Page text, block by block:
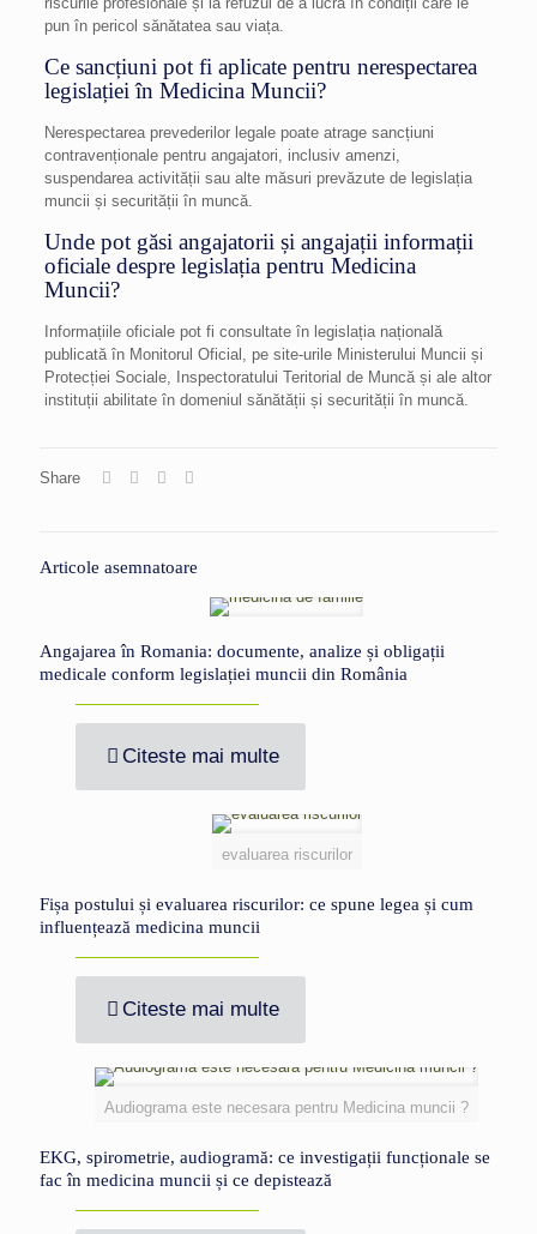
pun în pericol sănătatea sau viața.
Ce sancțiuni pot fi aplicate pentru nerespectarea
legislației în Medicina Muncii?
Nerespectarea prevederilor legale poate atrage sancțiuni
contravenționale pentru angajatori, inclusiv amenzi,
suspendarea activității sau alte măsuri prevăzute de legislația
muncii și securității în muncă.
Unde pot găsi angajatorii și angajații informații
oficiale despre legislația pentru Medicina
Muncii?
Informațiile oficiale pot fi consultate în legislația națională
publicată în Monitorul Oficial, pe site-urile Ministerului Muncii și
Protecției Sociale, Inspectoratului Teritorial de Muncă și ale altor
instituții abilitate în domeniul sănătății și securității în muncă.
Share
Articole asemnatoare
Angajarea în Romania: documente, analize și obligații
medicale conform legislației muncii din România
Citeste mai multe
evaluarea riscurilor
Fișa postului și evaluarea riscurilor: ce spune legea și cum
influențează medicina muncii
Citeste mai multe
Audiograma este necesara pentru Medicina muncii ?
EKG, spirometrie, audiogramă: ce investigații funcționale se
fac în medicina muncii și ce depistează